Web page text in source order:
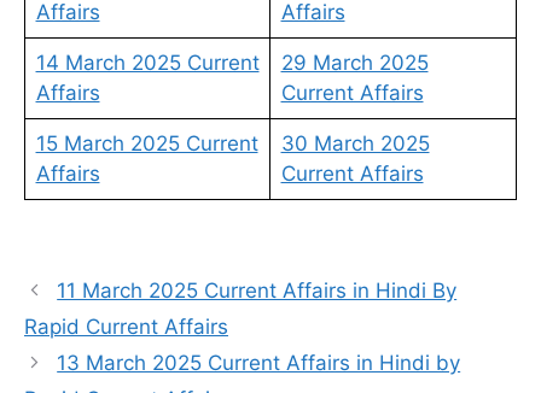
Affairs
Affairs
14 March 2025 Current
Affairs
29 March 2025
Current Affairs
15 March 2025 Current
Affairs
30 March 2025
Current Affairs
11 March 2025 Current Affairs in Hindi By
Rapid Current Affairs
13 March 2025 Current Affairs in Hindi by